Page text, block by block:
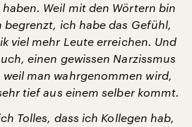
Weil mit den Wörtern bin
ich habe das Gefühl,
viel mehr Leute erreichen. Und
einen gewissen Narzissmus
man wahrgenommen wird,
tief aus einem selber kommt.
Tolles, dass ich Kollegen hab,